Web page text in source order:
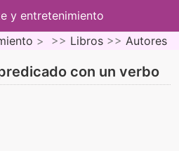
y entretenimiento
> >> Libros >> Autores
con un verbo